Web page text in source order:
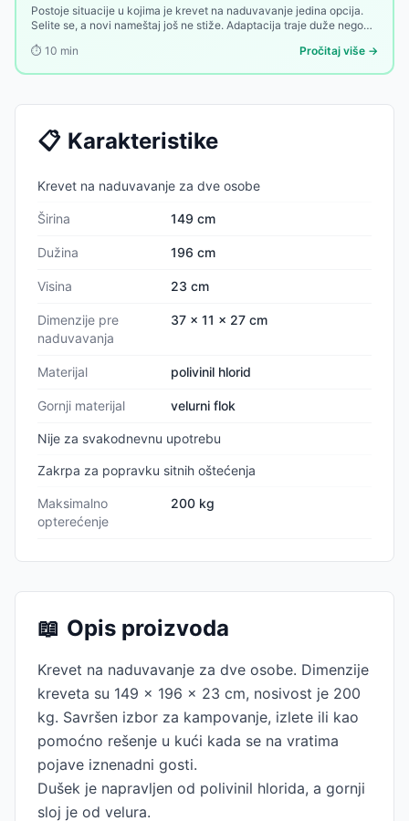
Postoje situacije u kojima je krevet na naduvavanje jedina opcija.
Selite se, a novi nameštaj još ne stiže. Adaptacija traje duže nego
jednostavno tražite kompaktan spavaći nameštaj koji ne zauzima
⏱️ 10 min Pročitaj više →
📋 Karakteristike
Krevet na naduvavanje za dve osobe
Širina 149 cm
Dužina 196 cm
Visina 23 cm
Dimenzije pre
naduvavanja
37 x 11 x 27 cm
Materijal polivinil hlorid
Gornji materijal velurni flok
Nije za svakodnevnu upotrebu
Zakrpa za popravku sitnih oštećenja
Maksimalno
opterećenje
200 kg
📖 Opis proizvoda
Krevet na naduvavanje za dve osobe. Dimenzije
kreveta su 149 x 196 x 23 cm, nosivost je 200
kg. Savršen izbor za kampovanje, izlete ili kao
pomoćno rešenje u kući kada se na vratima
pojave iznenadni gosti.
Dušek je napravljen od polivinil hlorida, a gornji
sloj je od velura.